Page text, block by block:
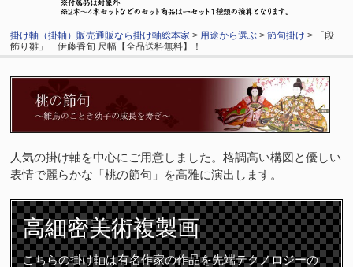
掛け軸（掛軸）販売通販なら掛け軸総本家 > 用途から選ぶ >節句掛け > 「段
飾り雛」 伊藤香旬 尺幅【全品送料無料】！
人気の掛け軸を中心にご用意しました。格調高い構図と優しい
表情で麗らかな「桃の節句」を高雅に演出します。
高細密美術複製画
こちらの掛け軸は有名作家の作品を先端テクノロジーの